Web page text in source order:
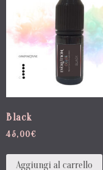
Black
45,00€
Aggiungi al carrello